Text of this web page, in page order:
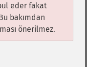
eder fakat
bakımdan
önerilmez.